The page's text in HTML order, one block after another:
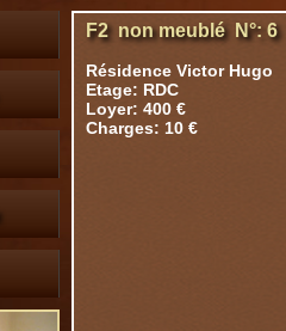
F2 non meublé N°: 6
Résidence Victor Hugo
Etage: RDC
Loyer: 400 €
Charges: 10 €